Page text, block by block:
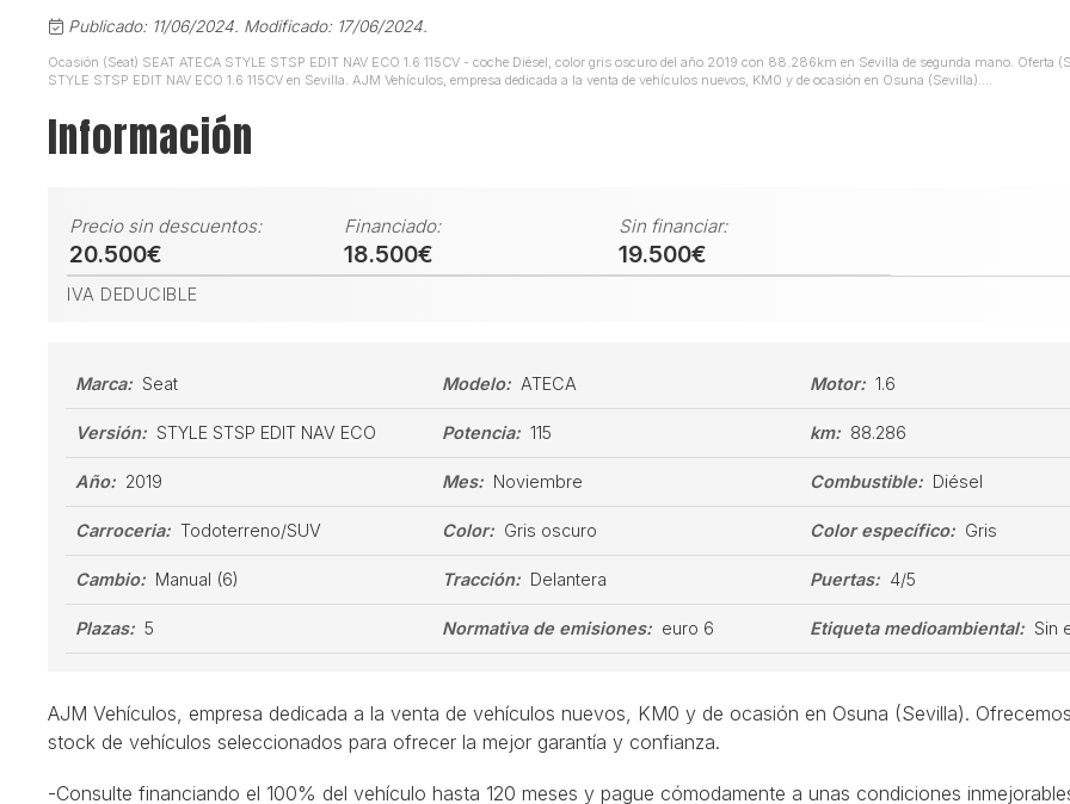
Publicado: 11/06/2024. Modificado: 17/06/2024.
Ocasión (Seat) SEAT ATECA STYLE STSP EDIT NAV ECO 1.6 115CV - coche Diésel, color gris oscuro del año 2019 con 88.286km en Sevilla de segunda mano. Oferta
STYLE STSP EDIT NAV ECO 1.6 115CV en Sevilla. AJM Vehículos, empresa dedicada a la venta de vehículos nuevos, KM0 y de ocasión en Osuna (Sevilla)....
Información
Precio sin descuentos:
20.500€
Financiado:
18.500€
Sin financiar:
19.500€
IVA DEDUCIBLE
Marca: Seat Modelo: ATECA Motor: 1.6
Versión: STYLE STSP EDIT NAV ECO Potencia: 115 km: 88.286
Año: 2019 Mes: Noviembre Combustible: Diésel
Carroceria: Todoterreno/SUV Color: Gris oscuro Color específico: Gris
Cambio: Manual (6) Tracción: Delantera Puertas: 4/5
Plazas: 5 Normativa de emisiones: euro 6 Etiqueta medioambiental: Sin
AJM Vehículos, empresa dedicada a la venta de vehículos nuevos, KM0 y de ocasión en Osuna (Sevilla).
stock de vehículos seleccionados para ofrecer la mejor garantía y confianza.
-Consulte financiando el 100% del vehículo hasta 120 meses y pague cómodamente a unas condiciones